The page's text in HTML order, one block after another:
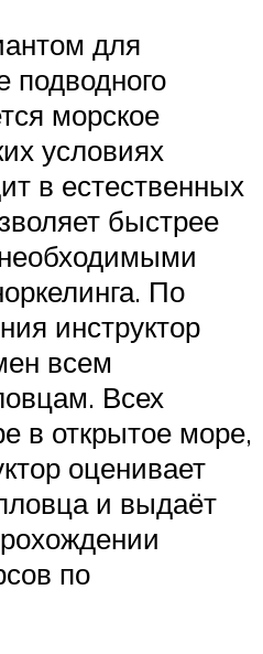
для
подводного
морское
условиях
в естественных
быстрее
По
инструктор
всем
Всех
в открытое море,
оценивает
и выдаёт
по